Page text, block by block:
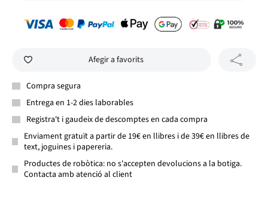
Afegir a favorits
Compra segura
Entrega en 1-2 dies laborables
Registra't i gaudeix de descomptes en cada compra
Enviament gratuït a partir de 19€ en llibres i de 39€ en llibres de
text, joguines i papereria.
Productes de robòtica: no s'accepten devolucions a la botiga.
Contacta amb atenció al client